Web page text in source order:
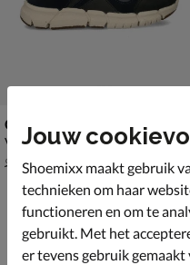
Geox J Flexyper
Veterboots - blauw
van € 94,99 vanaf € 62,99
94 99 62
Jouw
Shoemixx maakt gebruik
technieken om haar
functioneren en om te
gebruikt. Met het
er tevens gebruik